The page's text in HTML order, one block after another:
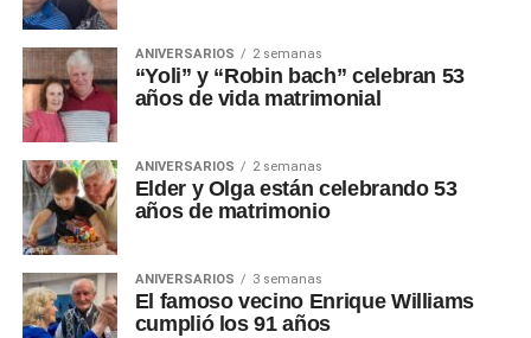
ANIVERSARIOS 2 semanas
“Yoli” y “Robin bach” celebran 53
años de vida matrimonial
ANIVERSARIOS 2 semanas
Elder y Olga están celebrando 53
años de matrimonio
ANIVERSARIOS 3 semanas
El famoso vecino Enrique Williams
cumplió los 91 años